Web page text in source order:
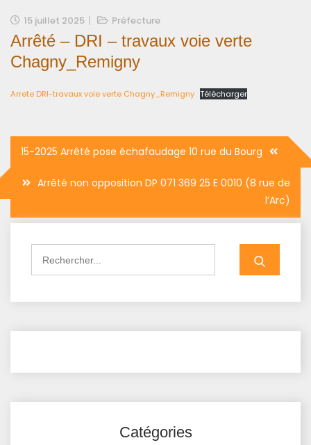
15 juillet 2025 Préfecture
Arrêté – DRI – travaux voie verte
Chagny_Remigny
Arrete DRI-travaux voie verte Chagny_Remigny Télécharger
Navigation
de
l’article
15-2025 Arrêté pose échafaudage 10 rue du Bourg
Arrêté non opposition DP 071 369 25 E 0010 (8 rue de
l’Arc)
Catégories